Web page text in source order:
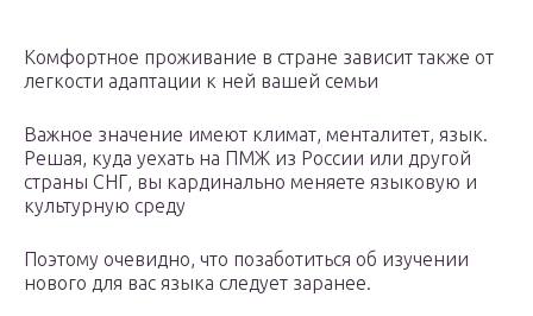
Комфортное проживание в стране зависит также от
легкости адаптации к ней вашей семьи
Важное значение имеют климат, менталитет, язык.
Решая, куда уехать на ПМЖ из России или другой
страны СНГ, вы кардинально меняете языковую и
культурную среду
Поэтому очевидно, что позаботиться об изучении
нового для вас языка следует заранее.